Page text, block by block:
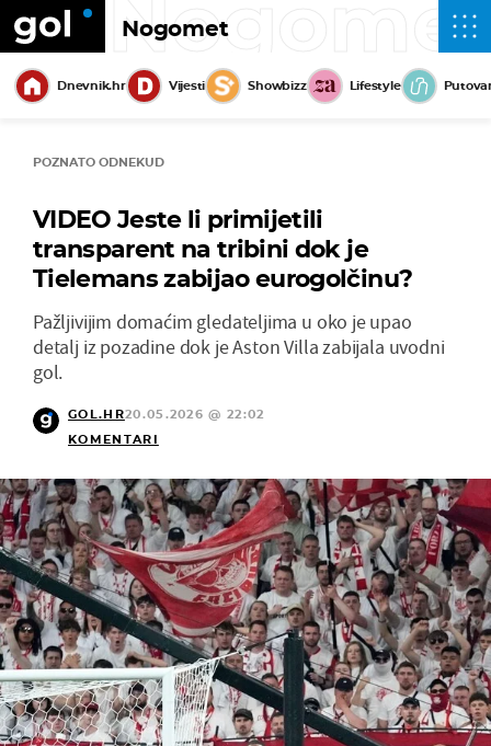
Nogomet
Dnevnik.hr Vijesti Showbizz Lifestyle
POZNATO ODNEKUD
VIDEO Jeste li primijetili
transparent na tribini dok je
Tielemans zabijao eurogolčinu?
Pažljivijim domaćim gledateljima u oko je upao
detalj iz pozadine dok je Aston Villa zabijala uvodni
gol.
GOL.HR20.05.2026 @ 22:02
KOMENTARI